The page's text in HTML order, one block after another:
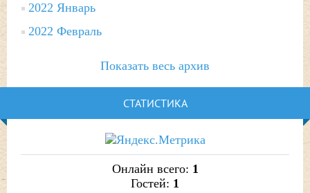
2022 Январь
2022 Февраль
Показать весь архив
СТАТИСТИКА
Онлайн всего: 1
Гостей: 1